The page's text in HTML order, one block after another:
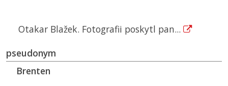
Otakar Blažek. Fotografii poskytl pan...
pseudonym
Brenten